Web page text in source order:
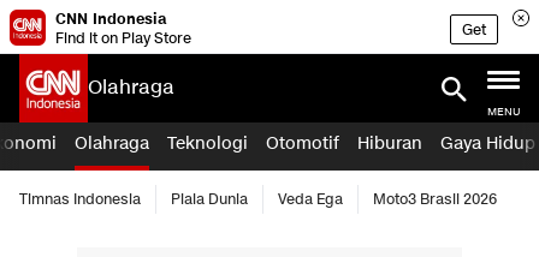
CNN Indonesia
Find it on Play Store
Get
Olahraga
MENU
Olahraga Teknologi Otomotif Hiburan Gaya Hidup
Timnas Indonesia Piala Dunia Veda Ega Moto3 Brasil 2026